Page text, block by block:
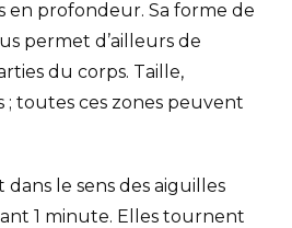
en profondeur. Sa forme de
permet d’ailleurs de
du corps. Taille,
; toutes ces zones peuvent
le sens des aiguilles
1 minute. Elles tournent